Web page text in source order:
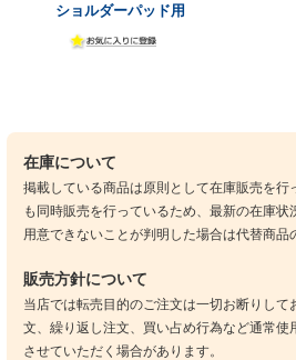
ショルダーパッド用
在庫について
掲載している商品は原則として在庫販売を
も同時販売を行っているため、最新の在庫
用意できないことが判明した場合は代替商品
販売方針について
当店では転売目的のご注文は一切お断りし
文、繰り返し注文、買い占め行為など通常
させていただく場合があります。